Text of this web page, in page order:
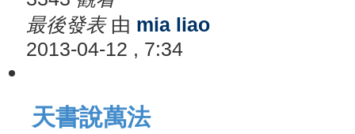
最後發表 由 mia liao
2013-04-12 , 7:34
天書說萬法